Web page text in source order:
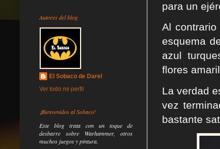
para un
Al
esquema
azul
flores
La verdad
vez
bastante
Autores del blog
El Sobaco de Darel
Ver todo mi perfil
¡Bienvenidos al Sobaco!
Este blog trata con un toque de
desbarre sobre Warhammer, otros
muchos juegos y pintura.